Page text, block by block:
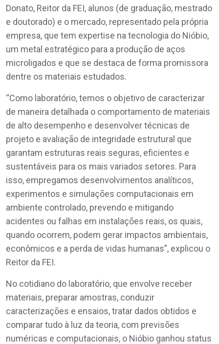
Donato, Reitor da FEI, alunos (de graduação, mestrado
e doutorado) e o mercado, representado pela própria
empresa, que tem expertise na tecnologia do Nióbio,
um metal estratégico para a produção de aços
microligados e que se destaca de forma promissora
dentre os materiais estudados.
“Como laboratório, temos o objetivo de caracterizar
de maneira detalhada o comportamento de materiais
de alto desempenho e desenvolver técnicas de
projeto e avaliação de integridade estrutural que
garantam estruturas reais seguras, eficientes e
sustentáveis para os mais variados setores. Para
isso, empregamos desenvolvimentos analíticos,
experimentos e simulações computacionais em
ambiente controlado, prevendo e mitigando
acidentes ou falhas em instalações reais, os quais,
quando ocorrem, podem gerar impactos ambientais,
econômicos e a perda de vidas humanas”, explicou o
Reitor da FEI.
No cotidiano do laboratório, que envolve receber
materiais, preparar amostras, conduzir
caracterizações e ensaios, tratar dados obtidos e
comparar tudo à luz da teoria, com previsões
numéricas e computacionais, o Nióbio ganhou status